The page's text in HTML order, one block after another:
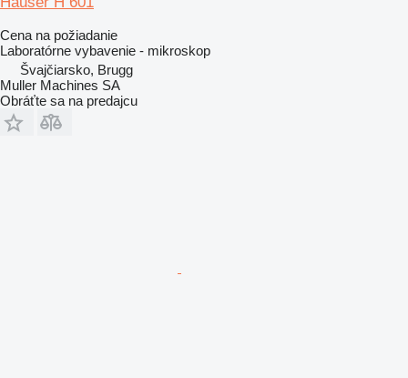
Cena na požiadanie
Laboratórne vybavenie - mikroskop
Švajčiarsko, Brugg
Muller Machines SA
Obráťte sa na predajcu